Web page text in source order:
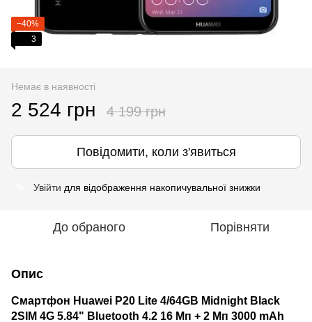
−40%
3
Немає в наявності
2 524 грн 4 199 грн
Повідомити, коли з'явиться
Увійти для відображення накопичувальної знижки
До обраного Порівняти
Опис
Смартфон Huawei P20 Lite 4/64GB Midnight Black
2SIM 4G 5.84" Bluetooth 4.2 16 Мп + 2 Мп 3000 mAh